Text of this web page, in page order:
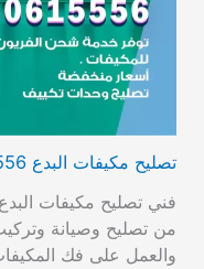
تصليح مكيفات البدع 60615556 كهربائي تكييف وتعبئة غاز
فني تصليح مكيفات
من تصليح وصيانة
والعمل على فك